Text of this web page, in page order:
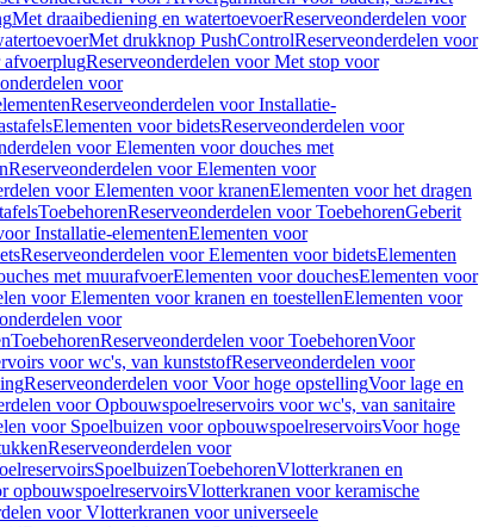
Met draaibediening en watertoevoerReserveonderdelen voor
Met drukknop PushControlReserveonderdelen voor
afvoerplugReserveonderdelen voor Met stop voor
voor
Reserveonderdelen voor Installatie-
Elementen voor bidetsReserveonderdelen voor
voor Elementen voor douches met
Reserveonderdelen voor Elementen voor
voor Elementen voor kranenElementen voor het dragen
ToebehorenReserveonderdelen voor ToebehorenGeberit
Installatie-elementenElementen voor
Reserveonderdelen voor Elementen voor bidetsElementen
met muurafvoerElementen voor douchesElementen voor
voor Elementen voor kranen en toestellenElementen voor
voor
ToebehorenReserveonderdelen voor ToebehorenVoor
voor wc's, van kunststofReserveonderdelen voor
Reserveonderdelen voor Voor hoge opstellingVoor lage en
voor Opbouwspoelreservoirs voor wc's, van sanitaire
voor Spoelbuizen voor opbouwspoelreservoirsVoor hoge
Reserveonderdelen voor
SpoelbuizenToebehorenVlotterkranen en
opbouwspoelreservoirsVlotterkranen voor keramische
voor Vlotterkranen voor universeele